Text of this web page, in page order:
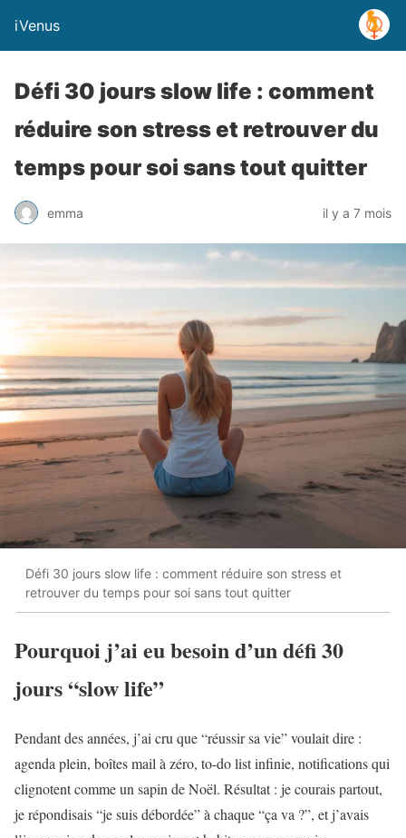
iVenus
Défi 30 jours slow life : comment
réduire son stress et retrouver du
temps pour soi sans tout quitter
emma il y a 7 mois
Défi 30 jours slow life : comment réduire son stress et
retrouver du temps pour soi sans tout quitter
Pourquoi j’ai eu besoin d’un défi 30
jours “slow life”
Pendant des années, j’ai cru que “réussir sa vie” voulait dire :
agenda plein, boîtes mail à zéro, to-do list infinie, notifications qui
clignotent comme un sapin de Noël. Résultat : je courais partout,
je répondisais “je suis débordée” à chaque “ça va ?”, et j’avais